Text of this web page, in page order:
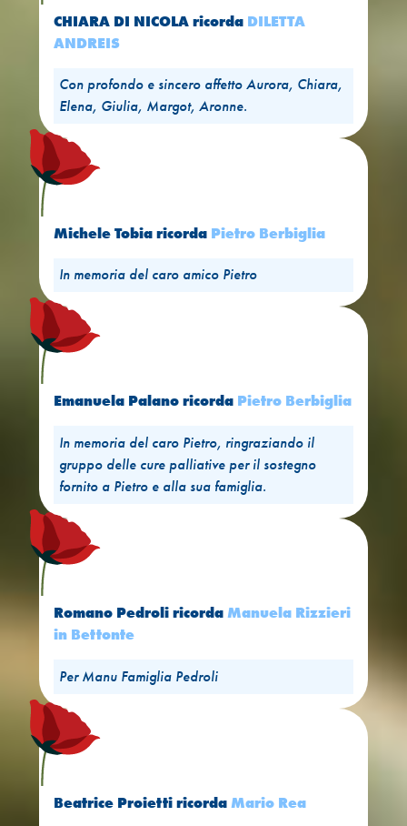
CHIARA DI NICOLA ricorda DILETTA
ANDREIS
Con profondo e sincero affetto Aurora, Chiara,
Elena, Giulia, Margot, Aronne.
Michele Tobia ricorda Pietro Berbiglia
In memoria del caro amico Pietro
Emanuela Palano ricorda Pietro Berbiglia
In memoria del caro Pietro, ringraziando il
gruppo delle cure palliative per il sostegno
fornito a Pietro e alla sua famiglia.
Romano Pedroli ricorda Manuela Rizzieri
in Bettonte
Per Manu Famiglia Pedroli
Beatrice Proietti ricorda Mario Rea